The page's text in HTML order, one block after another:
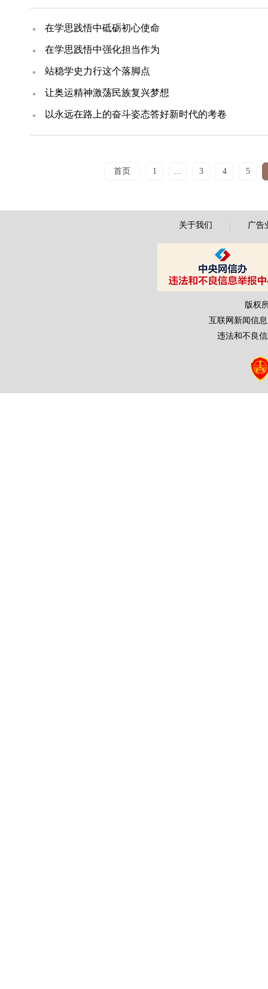
在学思践悟中砥砺初心使命
在学思践悟中强化担当作为
站稳学史力行这个落脚点
让奥运精神激荡民族复兴梦想
以永远在路上的奋斗姿态答好新时代的考卷
首页 1 ... 3 4 5
关于我们 广告
版权
互联网新闻信
违法和不良信